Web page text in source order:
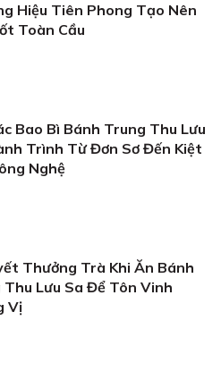
Hiệu Tiên Phong Tạo Nên
Toàn Cầu
Bao Bì Bánh Trung Thu Lưu
Trình Từ Đơn Sơ Đến Kiệt
Nghệ
Thưởng Trà Khi Ăn Bánh
Thu Lưu Sa Để Tôn Vinh
Vị